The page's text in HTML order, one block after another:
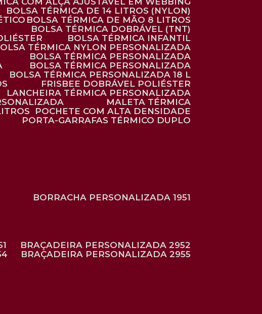
BOLSA TÉRMICA DE 14 LITROS (NYLON)
BOLSA TÉRMICA DE MÃO 8 LITROS
BOLSA TÉRMICA DOBRÁVEL (TNT)
BOLSA TÉRMICA INFANTIL
BOLSA TÉRMICA NYLON PERSONALIZADA
BOLSA TÉRMICA PERSONALIZADA
BOLSA TÉRMICA PERSONALIZADA
BOLSA TÉRMICA PERSONALIZADA 18 L
FRISBEE DOBRÁVEL POLIÉSTER
LANCHEIRA TÉRMICA PERSONALIZADA
MALETA TÉRMICA
POCHETE COM ALTA DENSIDADE
PORTA-GARRAFAS TÉRMICO DUPLO
BORRACHA PERSONALIZADA 1951
BRAÇADEIRA PERSONALIZADA 2952
BRAÇADEIRA PERSONALIZADA 2955